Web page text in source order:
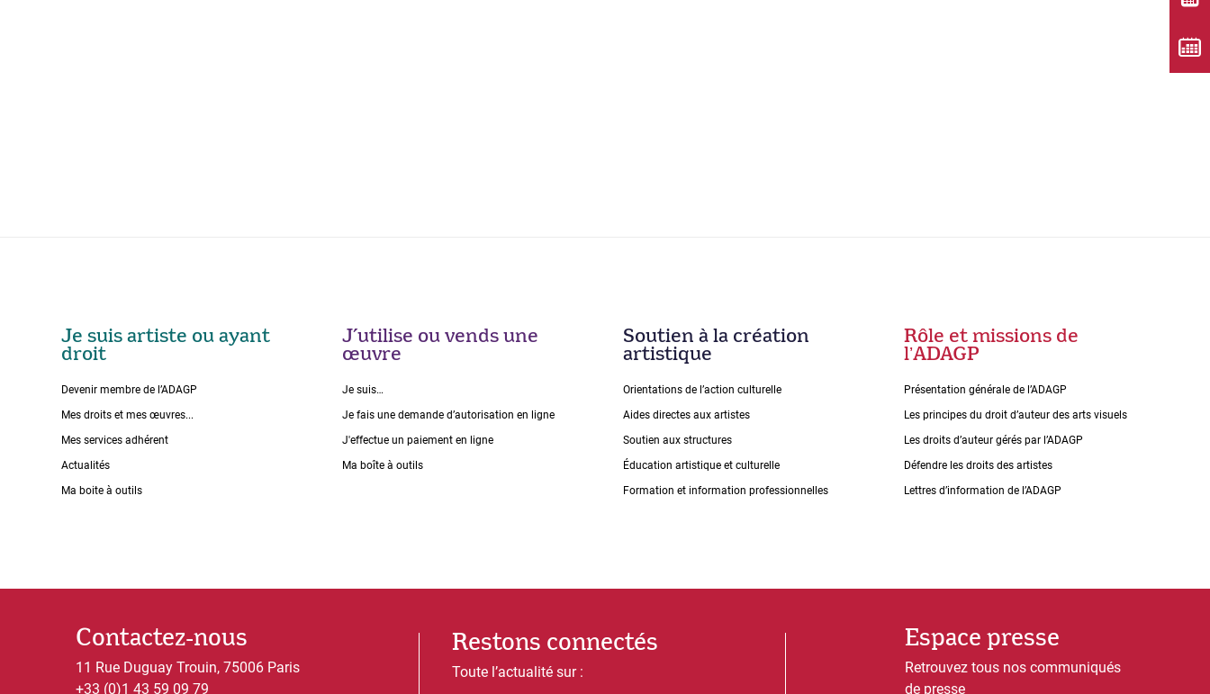
Je suis artiste ou ayant
droit
Devenir membre de l’ADAGP
Mes droits et mes œuvres...
Mes services adhérent
Actualités
Ma boite à outils
J’utilise ou vends une
œuvre
Je suis…
Je fais une demande dʼautorisation en ligne
J'effectue un paiement en ligne
Ma boîte à outils
Soutien à la création
artistique
Orientations de lʼaction culturelle
Aides directes aux artistes
Soutien aux structures
Éducation artistique et culturelle
Formation et information professionnelles
Rôle et missions de
lʼADAGP
Présentation générale de l’ADAGP
Les principes du droit dʼauteur des arts visuels
Les droits dʼauteur gérés par lʼADAGP
Défendre les droits des artistes
Lettres dʼinformation de lʼADAGP
Contactez-nous
11 Rue Duguay Trouin, 75006 Paris
+33 (0)1 43 59 09 79
Restons connectés
Toute l’actualité sur :
Espace presse
Retrouvez tous nos communiqués
de presse